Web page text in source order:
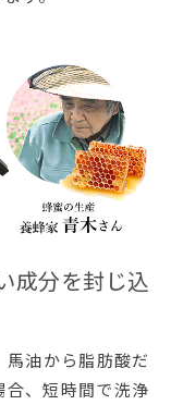
成分を封じ込
油から脂肪酸だ
合、短時間で洗浄